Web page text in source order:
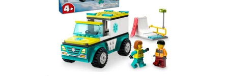
11307
LEGO